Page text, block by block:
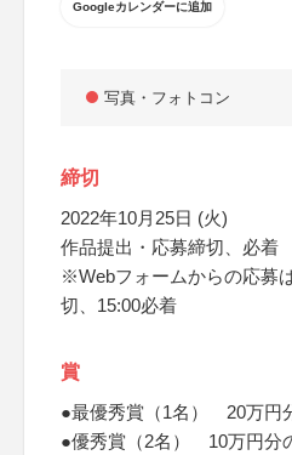
Googleカレンダーに追加
写真・フォトコン
締切
2022年10月25日 (火)
作品提出・応募締切、必着
※Webフォームからの応募
切、15:00必着
賞
●最優秀賞（1名） 20万円
●優秀賞（2名） 10万円分